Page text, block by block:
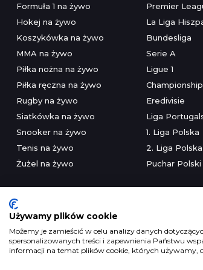
Formuła 1 na żywo
Hokej na żywo
Koszykówka na żywo
MMA na żywo
Piłka nożna na żywo
Piłka ręczna na żywo
Rugby na żywo
Siatkówka na żywo
Snooker na żywo
Tenis na żywo
Żużel na żywo
Premier
La Liga
Bundesliga
Serie A
Ligue 1
Championship
Eredivisie
Liga
1. Liga Polska
2. Liga Polska
Puchar Polski
Używamy plików cookie
Możemy je zamieścić w celu analizy danych
spersonalizowanych treści i zapewnienia Państwu
informacji na temat plików cookie, których używamy,